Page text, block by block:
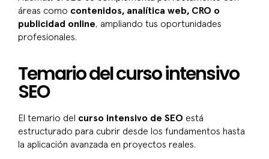
áreas como contenidos, analítica web, CRO o
publicidad online, ampliando tus oportunidades
profesionales.
Temario del curso intensivo
SEO
El temario del curso intensivo de SEO está
estructurado para cubrir desde los fundamentos hasta
la aplicación avanzada en proyectos reales.